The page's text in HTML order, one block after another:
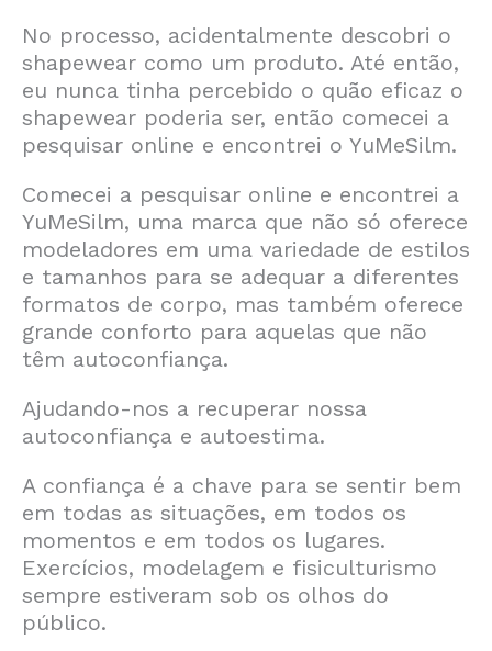
No processo, acidentalmente descobri o
shapewear como um produto. Até então,
eu nunca tinha percebido o quão eficaz o
shapewear poderia ser, então comecei a
pesquisar online e encontrei o YuMeSilm.
Comecei a pesquisar online e encontrei a
YuMeSilm, uma marca que não só oferece
modeladores em uma variedade de estilos
e tamanhos para se adequar a diferentes
formatos de corpo, mas também oferece
grande conforto para aquelas que não
têm autoconfiança.
Ajudando-nos a recuperar nossa
autoconfiança e autoestima.
A confiança é a chave para se sentir bem
em todas as situações, em todos os
momentos e em todos os lugares.
Exercícios, modelagem e fisiculturismo
sempre estiveram sob os olhos do
público.